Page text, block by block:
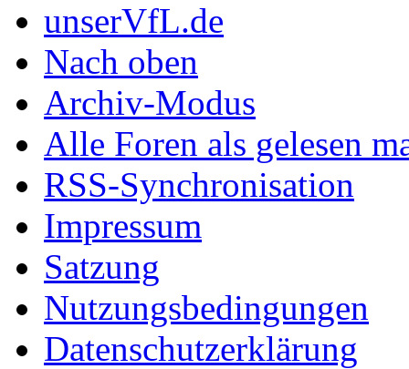
unserVfL.de
Nach oben
Archiv-Modus
Alle Foren als gelesen
RSS-Synchronisation
Impressum
Satzung
Nutzungsbedingungen
Datenschutzerklärung